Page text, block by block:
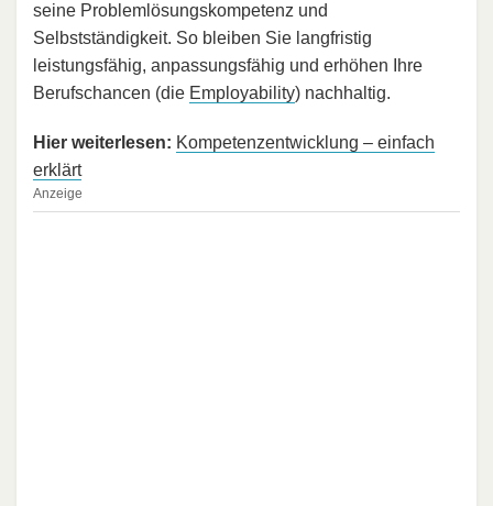
seine Problemlösungskompetenz und
Selbstständigkeit. So bleiben Sie langfristig
leistungsfähig, anpassungsfähig und erhöhen Ihre
Berufschancen (die Employability) nachhaltig.
Hier weiterlesen: Kompetenzentwicklung – einfach
erklärt
Anzeige